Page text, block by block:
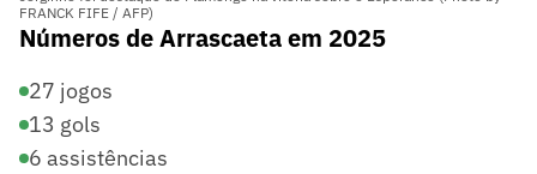
FRANCK FIFE / AFP)
Números de Arrascaeta em 2025
27 jogos
13 gols
6 assistências